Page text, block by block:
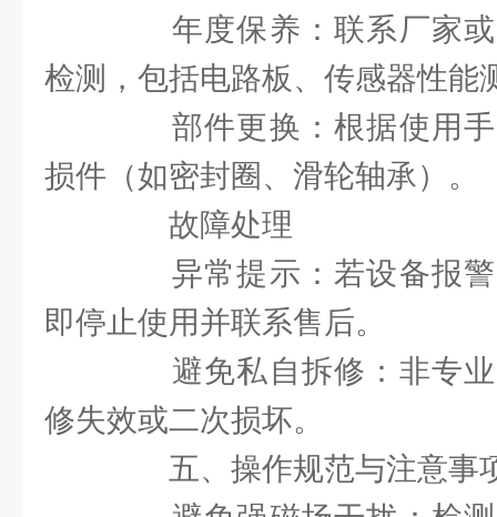
年度保养：联系厂家或
检测，包括电路板、传感器性能
部件更换：根据使用手
损件（如密封圈、滑轮轴承）。
故障处理
异常提示：若设备报警
即停止使用并联系售后。
避免私自拆修：非专业
修失效或二次损坏。
五、操作规范与注意事